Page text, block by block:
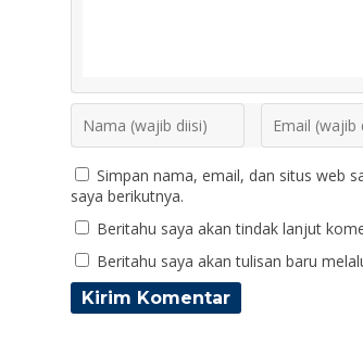
Simpan nama, email, dan situs web
saya berikutnya.
Beritahu saya akan tindak lanjut
Beritahu saya akan tulisan baru